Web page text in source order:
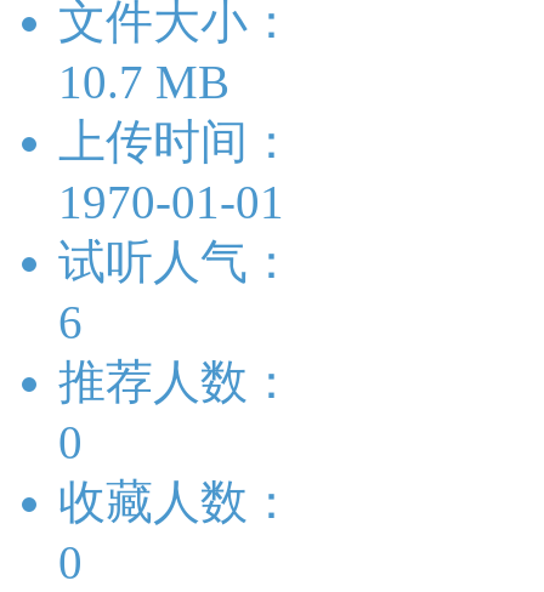
文件大小：
10.7 MB
上传时间：
1970-01-01
试听人气：
6
推荐人数：
0
收藏人数：
0